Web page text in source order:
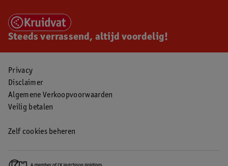
Steeds verrassend, altijd voordelig!
Privacy
Disclaimer
Algemene Verkoopvoorwaarden
Veilig betalen
Zelf cookies beheren